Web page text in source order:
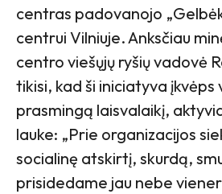
centras padovanojo
centrui Vilniuje. Anksčiau
centro viešųjų ryšių vadovė
tikisi, kad ši iniciatyva įkvėps
prasmingą laisvalaikį,
lauke: „Prie organizacijos
socialinę atskirtį, skurdą,
prisidedame jau nebe